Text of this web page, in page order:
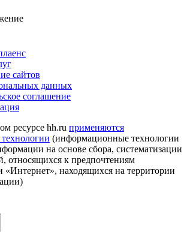
сайтов
данных
соглашение
ресурсе hh.ru применяются
(информационные технологии
на основе сбора, систематизации
относящихся к предпочтениям
«Интернет», находящихся на территории